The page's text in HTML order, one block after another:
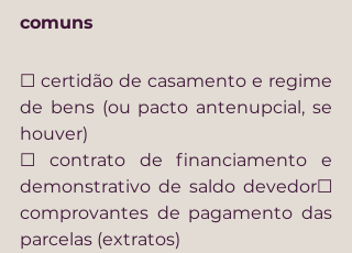
comuns
☐ certidão de casamento e regime
de bens (ou pacto antenupcial, se
houver)
☐ contrato de financiamento e
demonstrativo de saldo devedor☐
comprovantes de pagamento das
parcelas (extratos)